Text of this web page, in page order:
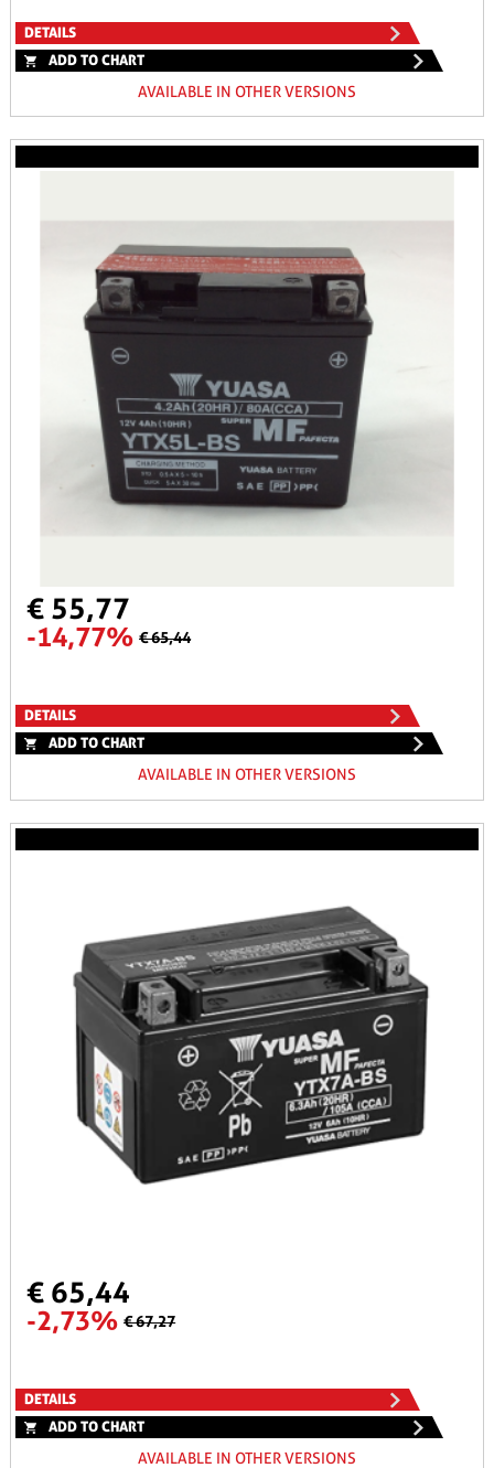
DETAILS
ADD TO CHART
AVAILABLE IN OTHER VERSIONS
€ 55,77
-14,77% € 65,44
DETAILS
ADD TO CHART
AVAILABLE IN OTHER VERSIONS
€ 65,44
-2,73% € 67,27
DETAILS
ADD TO CHART
AVAILABLE IN OTHER VERSIONS